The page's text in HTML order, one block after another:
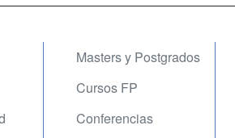
Masters y Postgrados
Cursos FP
Conferencias